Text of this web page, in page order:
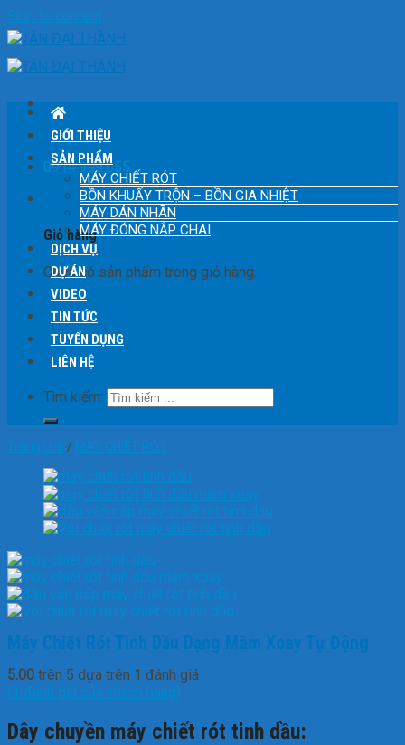
Skip to content
0914.999.055
Giỏ hàng
Chưa có sản phẩm trong giỏ hàng.
GIỚI THIỆU
SẢN PHẨM
MÁY CHIẾT RÓT
BỒN KHUẤY TRỘN – BỒN GIA NHIỆT
MÁY DÁN NHÃN
MÁY ĐÓNG NẮP CHAI
DỊCH VỤ
DỰ ÁN
VIDEO
TIN TỨC
TUYỂN DỤNG
LIÊN HỆ
Tìm kiếm:
Trang chủ / MÁY CHIẾT RÓT
Máy Chiết Rót Tinh Dầu Dạng Mâm Xoay Tự Động
5.00 trên 5 dựa trên 1 đánh giá
( 1 đánh giá của khách hàng)
Dây chuyền máy chiết rót tinh dầu: